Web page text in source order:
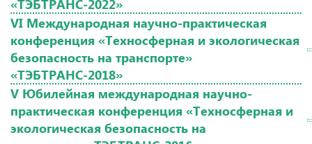
«ТЭБТРАНС-2022»
VI Международная научно-практическая
конференция «Техносферная и экологическая
безопасность на транспорте»
«ТЭБТРАНС-2018»
V Юбилейная международная научно-
практическая конференция «Техносферная и
экологическая безопасность на